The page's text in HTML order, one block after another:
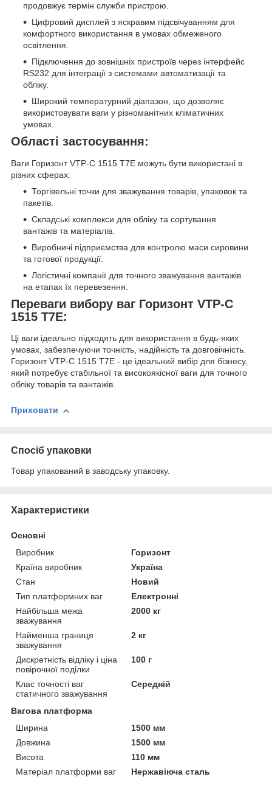
продовжує термін служби пристрою.
Цифровий дисплей з яскравим підсвічуванням для
комфортного використання в умовах обмеженого
освітлення.
Підключення до зовнішніх пристроїв через інтерфейс
RS232 для інтеграції з системами автоматизації та
обліку.
Широкий температурний діапазон, що дозволяє
використовувати ваги у різноманітних кліматичних
умовах.
Області застосування:
Ваги Горизонт VTP-С 1515 T7E можуть бути використані в
різних сферах:
Торгівельні точки для зважування товарів, упаковок та
пакетів.
Складські комплекси для обліку та сортування
вантажів та матеріалів.
Виробничі підприємства для контролю маси сировини
та готової продукції.
Логістичні компанії для точного зважування вантажів
на етапах їх перевезення.
Переваги вибору ваг Горизонт VTP-С
1515 T7E:
Ці ваги ідеально підходять для використання в будь-яких
умовах, забезпечуючи точність, надійність та довговічність.
Горизонт VTP-С 1515 T7E - це ідеальний вибір для бізнесу,
який потребує стабільної та високоякісної ваги для точного
обліку товарів та вантажів.
Приховати
Спосіб упаковки
Товар упакований в заводську упаковку.
Характеристики
Основні
Виробник
Горизонт
Країна виробник
Україна
Стан
Новий
Тип платформних ваг
Електронні
Найбільша межа
зважування
2000 кг
Найменша границя
зважування
2 кг
Дискретність відліку і ціна
повірочної поділки
100 г
Клас точності ваг
статичного зважування
Середній
Вагова платформа
Ширина
1500 мм
Довжина
1500 мм
Висота
110 мм
Матеріал платформи ваг
Нержавіюча сталь